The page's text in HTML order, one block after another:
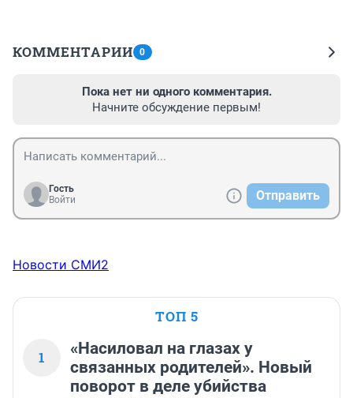
КОММЕНТАРИИ 0
Пока нет ни одного комментария.
Начните обсуждение первым!
Гость
Войти
Отправить
Новости СМИ2
ТОП 5
1
«Насиловал на глазах у
связанных родителей». Новый
поворот в деле убийства